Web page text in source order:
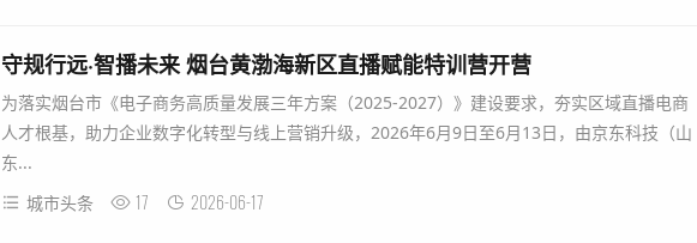
守规行远·智播未来 烟台黄渤海新区直播赋能特训营开营
为落实烟台市《电子商务高质量发展三年方案（2025-2027）》建设要求，夯实区域直播电商
人才根基，助力企业数字化转型与线上营销升级，2026年6月9日至6月13日，由京东科技（山
东...
城市头条
17 2026-06-17